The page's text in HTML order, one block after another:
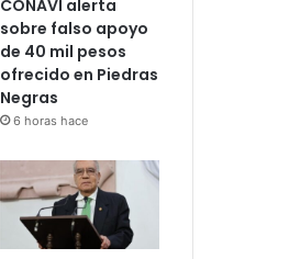
CONAVI alerta
sobre falso apoyo
de 40 mil pesos
ofrecido en Piedras
Negras
6 horas hace